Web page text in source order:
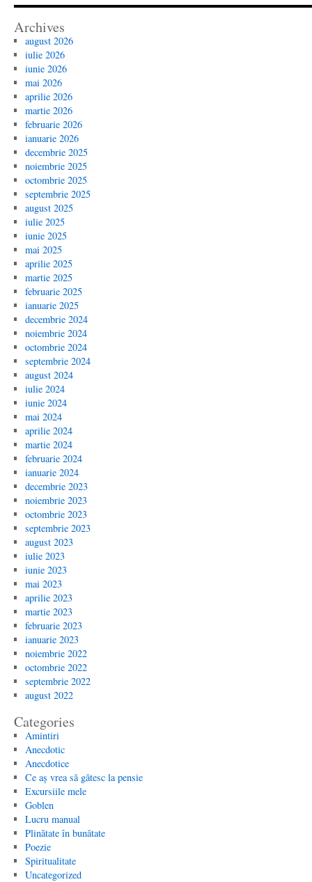
Archives
august 2026
iulie 2026
iunie 2026
mai 2026
aprilie 2026
martie 2026
februarie 2026
ianuarie 2026
decembrie 2025
noiembrie 2025
octombrie 2025
septembrie 2025
august 2025
iulie 2025
iunie 2025
mai 2025
aprilie 2025
martie 2025
februarie 2025
ianuarie 2025
decembrie 2024
noiembrie 2024
octombrie 2024
septembrie 2024
august 2024
iulie 2024
iunie 2024
mai 2024
aprilie 2024
martie 2024
februarie 2024
ianuarie 2024
decembrie 2023
noiembrie 2023
octombrie 2023
septembrie 2023
august 2023
iulie 2023
iunie 2023
mai 2023
aprilie 2023
martie 2023
februarie 2023
ianuarie 2023
noiembrie 2022
octombrie 2022
septembrie 2022
august 2022
Categories
Amintiri
Anecdotic
Anecdotice
Ce aș vrea să gătesc la pensie
Excursiile mele
Goblen
Lucru manual
Plinătate în bunătate
Poezie
Spiritualitate
Uncategorized